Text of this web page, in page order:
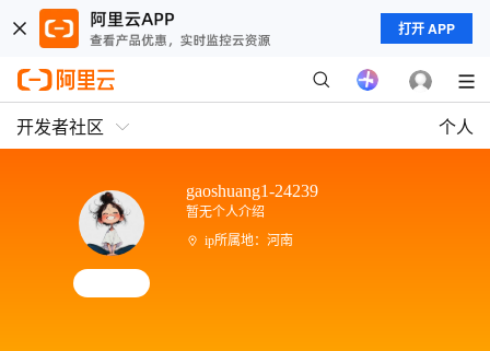
打开 APP
开发者社区 个人
gaoshuang1-24239
暂无个人介绍
ip所属地：河南